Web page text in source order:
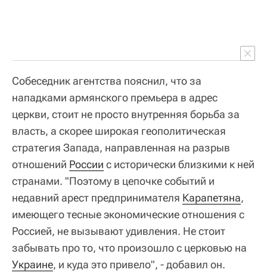
Собеседник агентства пояснил, что за
нападками армянского премьера в адрес
церкви, стоит не просто внутренняя борьба за
власть, а скорее широкая геополитическая
стратегия Запада, направленная на разрыв
отношений России с исторически близкими к ней
странами. "Поэтому в цепочке событий и
недавний арест предпринимателя Карапетяна,
имеющего тесные экономические отношения с
Россией, не вызывают удивления. Не стоит
забывать про то, что произошло с церковью на
Украине, и куда это привело", - добавил он.